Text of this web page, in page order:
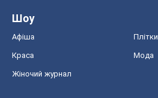
Шоу
Афіша Плітки
Краса Мода
Жіночий журнал